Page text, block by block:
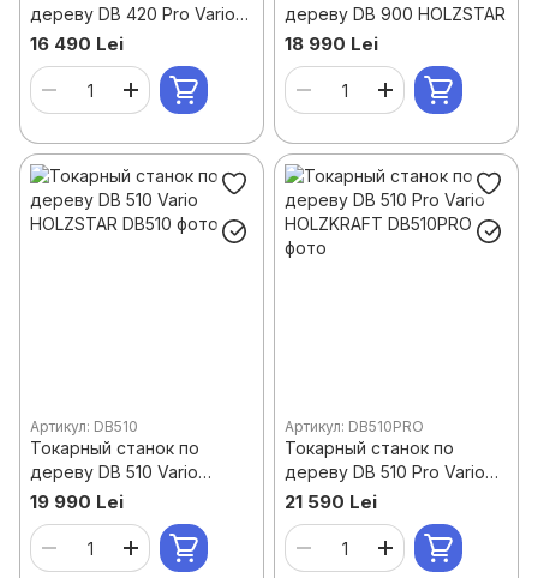
дереву DB 420 Pro Vario
HOLZKRAFT
16 490 Lei
дереву DB 900 HOLZSTAR
18 990 Lei
Артикул: DB510
Токарный станок по
дереву DB 510 Vario
HOLZSTAR
19 990 Lei
Артикул: DB510PRO
Токарный станок по
дереву DB 510 Pro Vario
HOLZKRAFT
21 590 Lei